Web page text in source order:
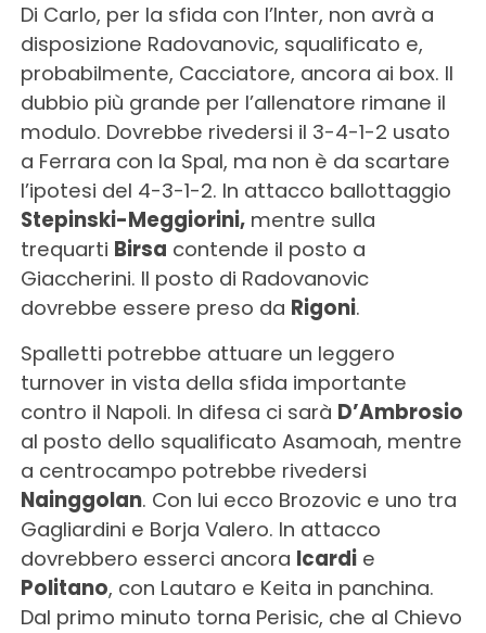
Di Carlo, per la sfida con l’Inter, non avrà a
disposizione Radovanovic, squalificato e,
probabilmente, Cacciatore, ancora ai box. Il
dubbio più grande per l’allenatore rimane il
modulo. Dovrebbe rivedersi il 3-4-1-2 usato
a Ferrara con la Spal, ma non è da scartare
l’ipotesi del 4-3-1-2. In attacco ballottaggio
Stepinski-Meggiorini,mentre sulla
trequarti Birsa contende il posto a
Giaccherini. Il posto di Radovanovic
dovrebbe essere preso da Rigoni.
Spalletti potrebbe attuare un leggero
turnover in vista della sfida importante
contro il Napoli. In difesa ci sarà D’Ambrosio
al posto dello squalificato Asamoah, mentre
a centrocampo potrebbe rivedersi
Nainggolan. Con lui ecco Brozovic e uno tra
Gagliardini e Borja Valero. In attacco
dovrebbero esserci ancora Icardie
Politano, con Lautaro e Keita in panchina.
Dal primo minuto torna Perisic, che al Chievo